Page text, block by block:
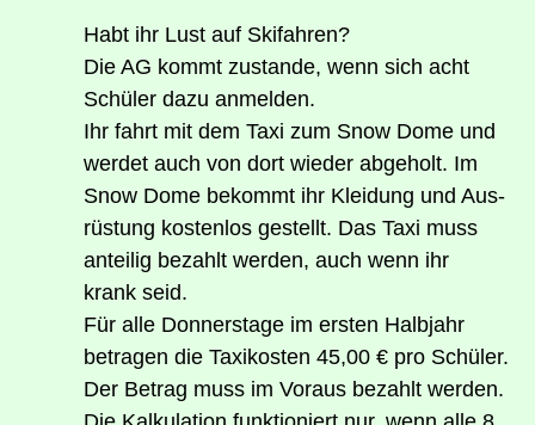
Habt ihr Lust auf Skifahren?
Die AG kommt zustan­de, wenn sich acht
Schü­ler dazu anmelden.
Ihr fahrt mit dem Taxi zum Snow Dome und
wer­det auch von dort wie­der abge­holt. Im
Snow Dome bekommt ihr Klei­dung und Aus­
rüs­tung kos­ten­los gestellt. Das Taxi muss
antei­lig bezahlt wer­den, auch wenn ihr
krank seid.
Für alle Don­ners­ta­ge im ers­ten Halb­jahr
betra­gen die Taxi­kos­ten 45,00 € pro Schü­ler.
Der Betrag muss im Vor­aus bezahlt wer­den.